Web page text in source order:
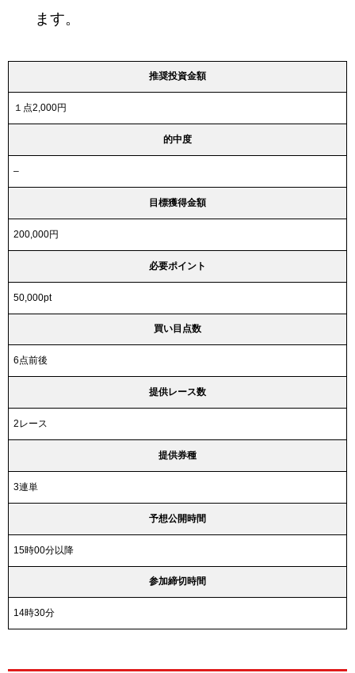
ます。
推奨投資金額
１点2,000円
的中度
–
目標獲得金額
200,000円
必要ポイント
50,000pt
買い目点数
6点前後
提供レース数
2レース
提供券種
3連単
予想公開時間
15時00分以降
参加締切時間
14時30分